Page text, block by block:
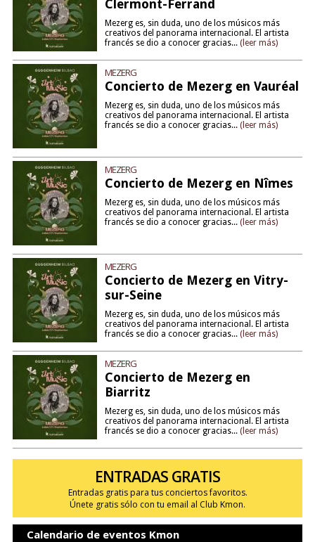
Clermont-Ferrand
Mezerg es, sin duda, uno de los músicos más
creativos del panorama internacional. El artista
francés se dio a conocer gracias... (leer más)
MEZERG
Concierto de Mezerg en Vauréal
Mezerg es, sin duda, uno de los músicos más
creativos del panorama internacional. El artista
francés se dio a conocer gracias... (leer más)
MEZERG
Concierto de Mezerg en Nîmes
Mezerg es, sin duda, uno de los músicos más
creativos del panorama internacional. El artista
francés se dio a conocer gracias... (leer más)
MEZERG
Concierto de Mezerg en Vitry-
sur-Seine
Mezerg es, sin duda, uno de los músicos más
creativos del panorama internacional. El artista
francés se dio a conocer gracias... (leer más)
MEZERG
Concierto de Mezerg en
Biarritz
Mezerg es, sin duda, uno de los músicos más
creativos del panorama internacional. El artista
francés se dio a conocer gracias... (leer más)
ENTRADAS GRATIS
Entradas gratis para tus conciertos favoritos.
Únete gratis sólo con tu email al Club Kmon.
Calendario de eventos Kmon